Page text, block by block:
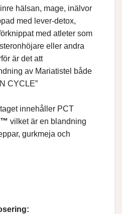
hälsan, mage, inälvor
med lever-detox,
med atleter som
eller andra
är det att
av Mariatistel både
CYCLE”
innehåller PCT
vilket är en blandning
gurkmeja och